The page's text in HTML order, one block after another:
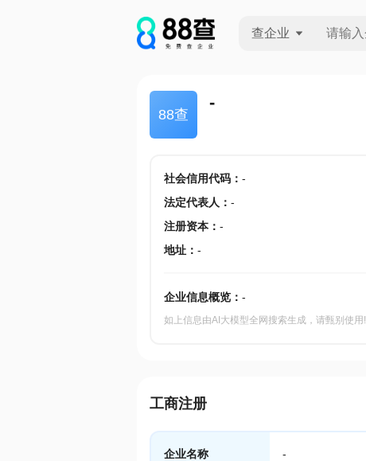
查企业
88查
-
社会信用代码： -
法定代表人 ： -
注册资本： -
地址： -
企业信息概览： -
如上信息由AI大模型全网搜索生成，请甄别使用!
工商注册
企业名称 -